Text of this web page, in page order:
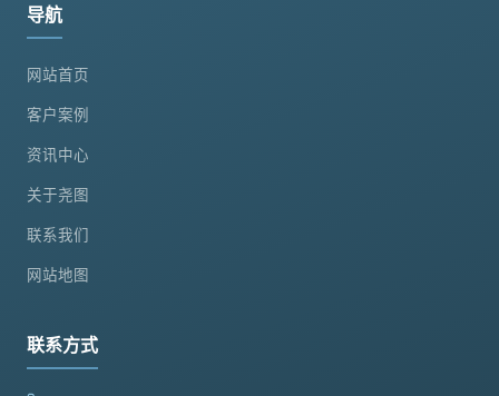
导航
网站首页
客户案例
资讯中心
关于尧图
联系我们
网站地图
联系方式